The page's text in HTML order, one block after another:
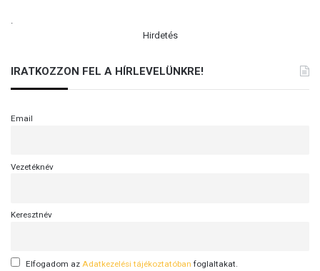
.
Hirdetés
IRATKOZZON FEL A HÍRLEVELÜNKRE!
Email
Vezetéknév
Keresztnév
Elfogadom az Adatkezelési tájékoztatóban foglaltakat.